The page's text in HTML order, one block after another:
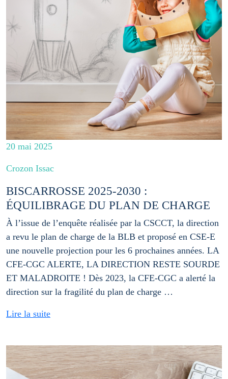
20 mai 2025
Crozon Issac
BISCARROSSE 2025-2030 :
ÉQUILIBRAGE DU PLAN DE CHARGE
À l’issue de l’enquête réalisée par la CSCCT, la direction
a revu le plan de charge de la BLB et proposé en CSE-E
une nouvelle projection pour les 6 prochaines années. LA
CFE-CGC ALERTE, LA DIRECTION RESTE SOURDE
ET MALADROITE ! Dès 2023, la CFE-CGC a alerté la
direction sur la fragilité du plan de charge …
Lire la suite